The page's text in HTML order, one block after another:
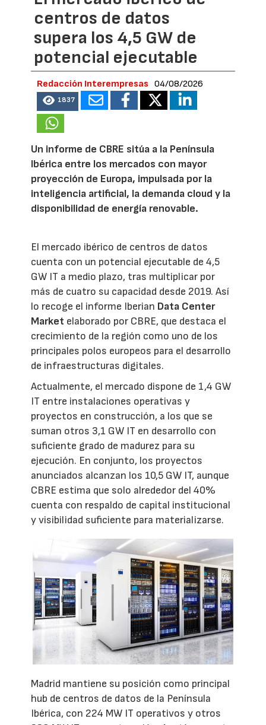
centros de datos
supera los 4,5 GW de
potencial ejecutable
Redacción Interempresas 04/08/2026
1837
Un informe de CBRE sitúa a la Península
Ibérica entre los mercados con mayor
proyección de Europa, impulsada por la
inteligencia artificial, la demanda cloud y la
disponibilidad de energía renovable.
El mercado ibérico de centros de datos
cuenta con un potencial ejecutable de 4,5
GW IT a medio plazo, tras multiplicar por
más de cuatro su capacidad desde 2019. Así
lo recoge el informe Iberian Data Center
Market elaborado por CBRE, que destaca el
crecimiento de la región como uno de los
principales polos europeos para el desarrollo
de infraestructuras digitales.
Actualmente, el mercado dispone de 1,4 GW
IT entre instalaciones operativas y
proyectos en construcción, a los que se
suman otros 3,1 GW IT en desarrollo con
suficiente grado de madurez para su
ejecución. En conjunto, los proyectos
anunciados alcanzan los 10,5 GW IT, aunque
CBRE estima que solo alrededor del 40%
cuenta con respaldo de capital institucional
y visibilidad suficiente para materializarse.
Madrid mantiene su posición como principal
hub de centros de datos de la Península
Ibérica, con 224 MW IT operativos y otros